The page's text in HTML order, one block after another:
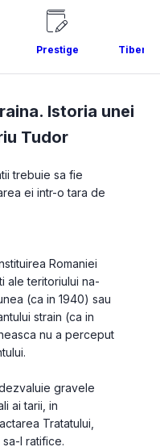
Prestige Tiberiu
Istoria unei
Tudor
trebuie sa fie
ei intr-o tara de
Romaniei
ale teritoriului na­
(ca in 1940) sau
strain (ca in
nu a perceput
gravele
ai tarii, in
Tratatului,
l ratifice.